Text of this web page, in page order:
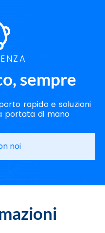
Caserta
Caserta
sempre
rapido e soluzioni
portata di mano
noi